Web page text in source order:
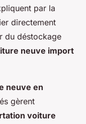
par la
directement
du déstockage
neuve import
neuve en
gèrent
voiture